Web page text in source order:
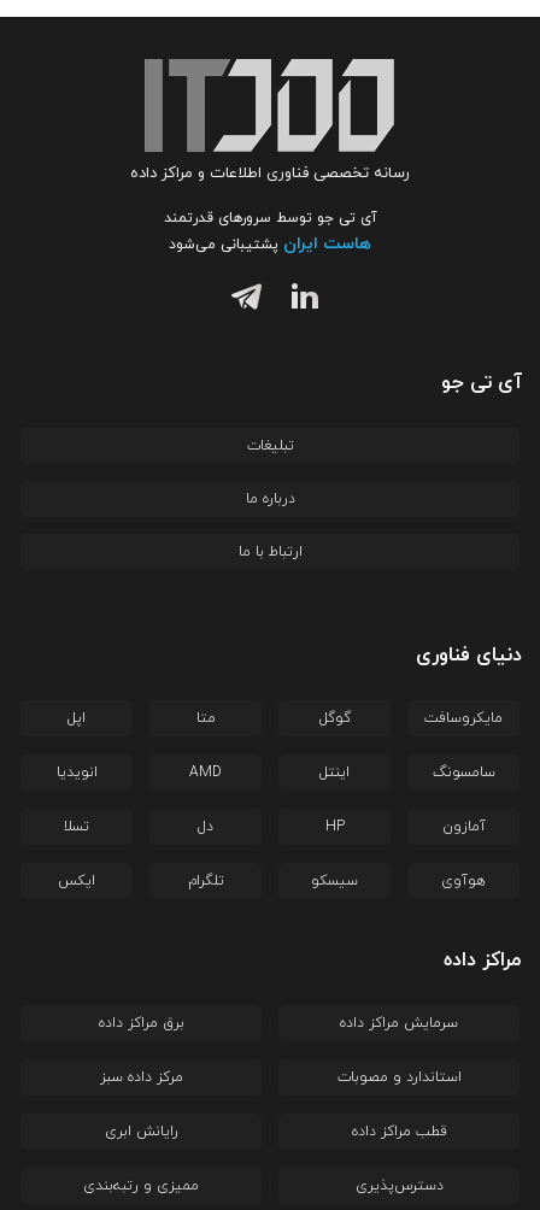
رسانه تخصصی فناوری اطلاعات و مراکز داده
آی تی جو توسط سرورهای قدرتمند
هاست ایران پشتیبانی می‌شود
آی تی جو
تبلیغات
درباره ما
ارتباط با ما
دنیای فناوری
مایکروسافت گوگل متا اپل
سامسونگ اینتل AMD انویدیا
آمازون HP دل تسلا
هوآوی سیسکو تلگرام ایکس
مراکز داده
سرمایش مراکز داده برق مراکز داده
استاندارد و مصوبات مرکز داده سبز
قطب مراکز داده رایانش ابری
دسترس‌پذیری ممیزی و رتبه‌بندی